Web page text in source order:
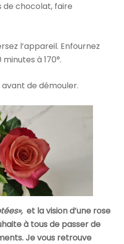
de chocolat, faire
l’appareil. Enfournez
à 170°.
de démouler.
et la vision d’une rose
à tous de passer de
Je vous retrouve